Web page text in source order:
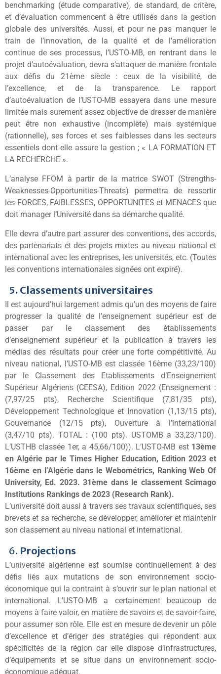
benchmarking (étude comparative), de standard, de critère,
et d’évaluation commencent à être utilisés dans la gestion
globale des universités. Aussi, et pour ne pas manquer le
train de l’innovation, de la qualité et de l’amélioration
continue de ses processus, l’USTO-MB, en rentrant dans le
projet d’autoévaluation, devra s’attaquer de manière frontale
aux défis du 21ème siècle : ceux de la visibilité, de
l’excellence, et de la transparence. Le rapport
d’autoévaluation de l’USTO-MB essayera dans une mesure
limitée mais surement assez objective de dresser de manière
peut être non exhaustive (incomplète) mais systémique
(rationnelle), ses forces et ses faiblesses dans les secteurs
essentiels dont elle assure la gestion ; « LA FORMATION ET
LA RECHERCHE ».
L’analyse FFOM à partir de la matrice SWOT (Strengths-
Weaknesses-Opportunities-Threats) permettra de ressortir
les FORCES, FAIBLESSES, OPPORTUNITES et MENACES que
doit manager l’Université dans sa démarche qualité.
Elle devra d’autre part assurer des conventions, des accords,
des partenariats et des projets mixtes au niveau national et
international avec les entreprises, les universités, etc. (Toutes
les conventions internationales signées ont expiré).
5. Classements universitaires
Il est aujourd’hui largement admis qu’un des moyens de faire
progresser la qualité de l’enseignement supérieur est de
passer par le classement des établissements
d’enseignement supérieur et la publication à travers les
médias des résultats pour créer une forte compétitivité. Au
niveau national, l’USTO-MB est classée 16ème (33,23/100)
par le Classement des Etablissements d’Enseignement
Supérieur Algériens (CEESA), Edition 2022 (Enseignement :
(7,97/25 pts), Recherche Scientifique (7,81/35 pts),
Développement Technologique et Innovation (1,13/15 pts),
Gouvernance (12/15 pts), Ouverture à l’international
(3,47/10 pts). TOTAL : (100 pts). USTOMB a 33,23/100).
L’USTHB classée 1er, a 45,66/100)). L’USTO-MB est 13ème
en Algérie par le Times Higher Education, Edition 2023 et
16ème en l’Algérie dans le Webométrics, Ranking Web Of
University, Ed. 2023. 31ème dans le classement Scimago
Institutions Rankings de 2023 (Research Rank).
L’université doit aussi à travers ses travaux scientifiques, ses
brevets et sa recherche, se développer, améliorer et maintenir
son classement au niveau national et international.
6. Projections
L’université algérienne est soumise continuellement à des
défis liés aux mutations de son environnement socio-
économique qui la contraint à s’ouvrir sur le plan national et
international. L’USTO-MB a certainement beaucoup de
moyens à faire valoir, en matière de savoirs et de savoir-faire,
pour assumer son rôle. Elle est en mesure de devenir un pôle
d’excellence et d’ériger des stratégies qui répondent aux
spécificités de la région car elle dispose d’infrastructures,
d’équipements et se situe dans un environnement socio-
économique adéquat.